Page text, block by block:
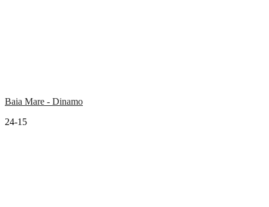
Baia Mare - Dinamo
24-15